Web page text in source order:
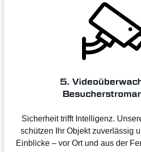
5.
Sicherheit trifft Intelligenz.
schützen Ihr Objekt zuverlässig
Einblicke – vor Ort und aus der